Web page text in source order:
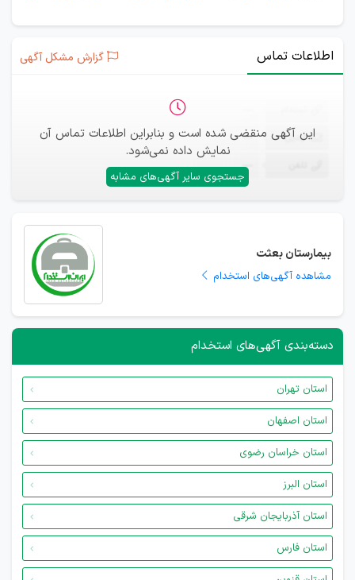
اطلاعات تماس گزارش مشکل آگهی
این آگهی منقضی شده است و بنابراین اطلاعات تماس آن
نمایش داده نمی‌شود.
جستجوی سایر آگهی‌های مشابه
ایمیل —
—
بیمارستان بعثت
مشاهده آگهی‌های استخدام
دسته‌بندی آگهی‌های استخدام
استان تهران
استان اصفهان
استان خراسان رضوی
استان البرز
استان آذربایجان شرقی
استان فارس